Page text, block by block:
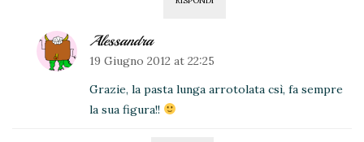
Alessandra
19 Giugno 2012 at 22:25
Grazie, la pasta lunga arrotolata csì, fa sempre
la sua figura!!